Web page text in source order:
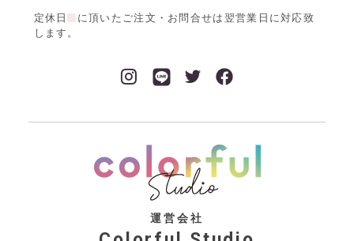
定休日
に頂いたご注文・お問合せは翌営業日に対応致
します。
運営会社